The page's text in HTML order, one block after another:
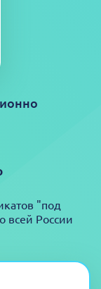
"под
всей России